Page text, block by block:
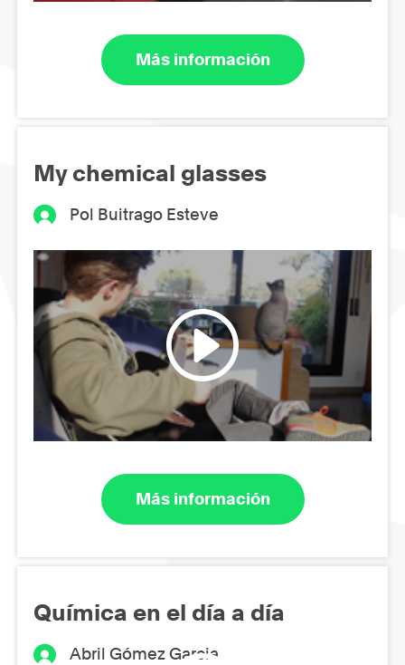
Más información
My chemical glasses
Pol Buitrago Esteve
Más información
Química en el día a día
Abril Gómez Garcia